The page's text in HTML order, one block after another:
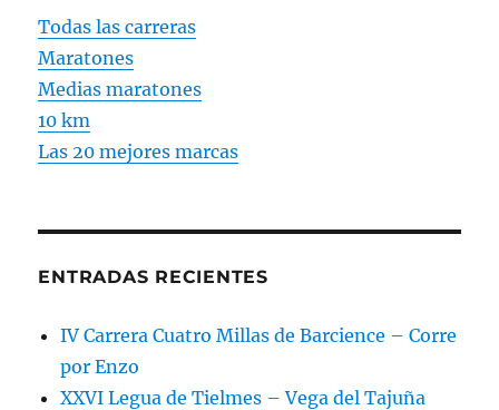
Todas las carreras
Maratones
Medias maratones
10 km
Las 20 mejores marcas
ENTRADAS RECIENTES
IV Carrera Cuatro Millas de Barcience – Corre
por Enzo
XXVI Legua de Tielmes – Vega del Tajuña